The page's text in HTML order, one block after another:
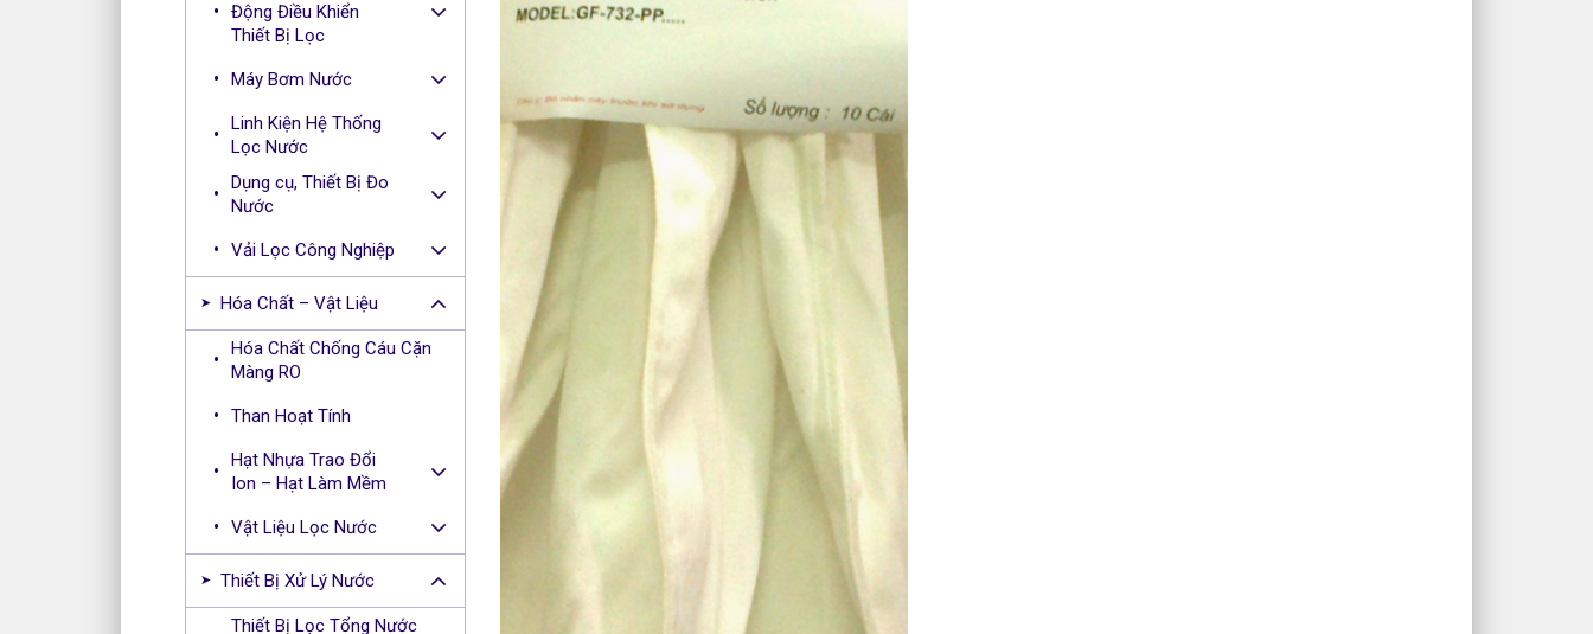
Động Điều Khiển
Thiết Bị Lọc
Máy Bơm Nước
Linh Kiện Hệ Thống
Lọc Nước
Dụng cụ, Thiết Bị Đo
Nước
Vải Lọc Công Nghiệp
Hóa Chất – Vật Liệu
Hóa Chất Chống Cáu Cặn
Màng RO
Than Hoạt Tính
Hạt Nhựa Trao Đổi
Ion – Hạt Làm Mềm
Vật Liệu Lọc Nước
Thiết Bị Xử Lý Nước
Thiết Bị Lọc Tổng Nước